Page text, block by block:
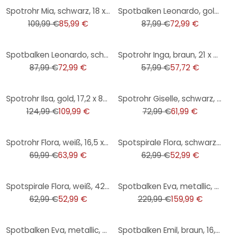
Spotrohr Mia, schwarz, 18 x 76 cm, Metall Innenleuchte
109,99 €85,99 €
Spotbalken Leonardo, gold, 12,1 x 31 cm, Metall Spotleuchte
87,99 €72,99 €
Spotbalken Leonardo, schwarz, 12,1 x 31 cm, Metall Spotleuchte
87,99 €72,99 €
Spotrohr Inga, braun, 21 x 33 cm, Metall Industrielle Deckenleuchte
57,99 €57,72 €
Spotrohr Ilsa, gold, 17,2 x 87,1 cm, Metall Innenleuchte
124,99 €109,99 €
Spotrohr Giselle, schwarz, 76,5 x 16,5 cm, Kork Deckenspots, dimmbar
72,99 €61,99 €
Spotrohr Flora, weiß, 16,5 x 74,5 cm, Metall Strahler
69,99 €63,99 €
Spotspirale Flora, schwarz, 16,5 x 42 cm, Metall Strahler
62,99 €52,99 €
Spotspirale Flora, weiß, 42 x 16,5 cm, Metall Strahler
62,99 €52,99 €
Spotbalken Eva, metallic, 78 x 28 cm, Holz Innenleuchte
229,99 €159,99 €
Spotbalken Eva, metallic, 24 x 40 cm, Holz Innenleuchte
Spotbalken Emil, braun, 16,5 x 57,5 cm, Holz Lampe